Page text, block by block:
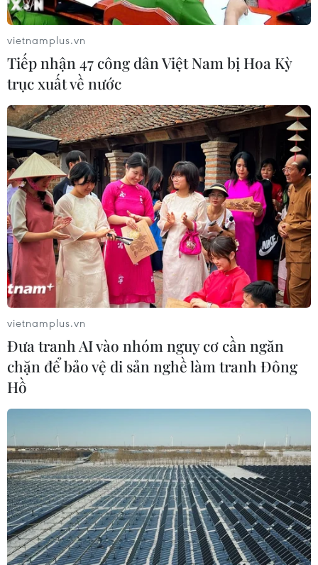
Mở chiến dịch kiểm soát dầu tràn gần đảo
san hô lớn nhất thế giới
03/03/2019 06:00
Ngày 3/3, Australia thông báo đang đẩy mạnh các nỗ
lực nhằm giải quyết vụ tràn dầu do một tàu chở hàng bị
mắc cạn tại vùng biển của đảo quốc Solomon.
Cảnh báo về hiện tượng mở rộng ''vùng
biển chết'' tại Vịnh Mexico
12/06/2019 07:01
“Vùng biển chết” - khu vực nơi nước biển có mức độ ôxy
vietnamplus.vn
Tiếp nhận 47 công dân Việt Nam bị Hoa Kỳ
trục xuất về nước
vietnamplus.vn
Đưa tranh AI vào nhóm nguy cơ cần ngăn
chặn để bảo vệ di sản nghề làm tranh Đông
Hồ